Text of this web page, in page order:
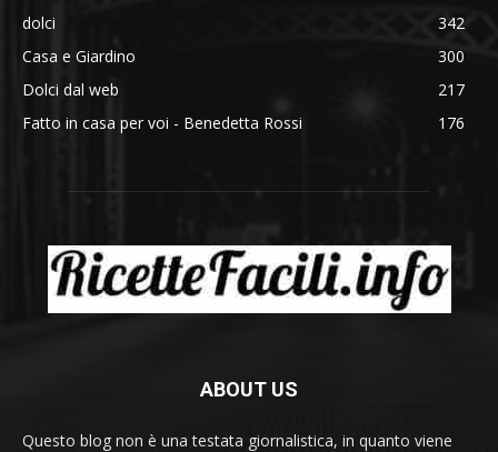
dolci
342
Casa e Giardino
300
Dolci dal web
217
Fatto in casa per voi - Benedetta Rossi
176
ABOUT US
Questo blog non è una testata giornalistica, in quanto viene